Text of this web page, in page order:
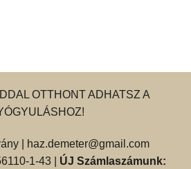
OTTHONT ADHATSZ A
|
haz.demeter@gmail.com
1-43 | ÚJ Számlaszámunk: